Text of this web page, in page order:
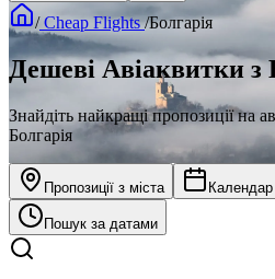
/Cheap Flights/Болгарія
Дешеві Авіаквитки з
Знайдіть найкращі пропозиції на
Болгарія
Пропозиції з міста
Пошук за датами